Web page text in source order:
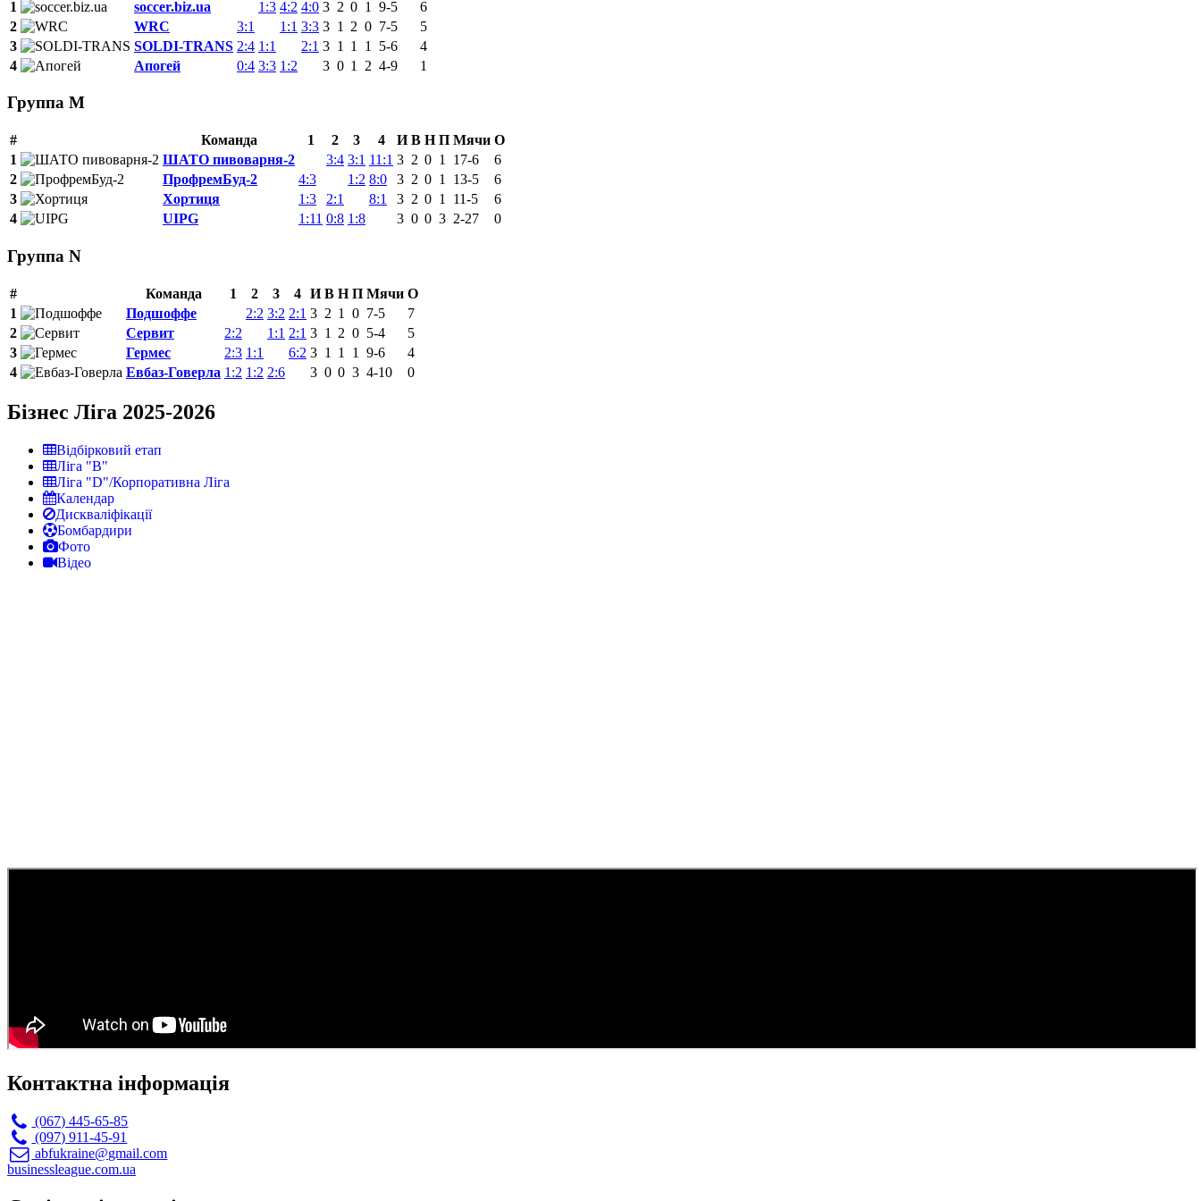
1 soccer.biz.ua 1:3 4:2 4:0 3 2 0 1 9-5
6
2
WRC 3:1 1:1 3:3 3 1 2 0 7-5
5
3
SOLDI-TRANS 2:4 1:1 2:1 3 1 1 1 5-6
4
4
Апогей 0:4 3:3 1:2 3 0 1 2 4-9 1
Группа М
# Команда 1 2 3 4 И В Н П Мячи О
1
ШАТО пивоварня-2 3:4 3:1 11:1 3 2 0 1 17-6
6
2
ПрофремБуд-2 4:3 1:2 8:0 3 2 0 1 13-5
6
3
Хортиця 1:3 2:1 8:1 3 2 0 1 11-5
6
4
UIPG 1:11 0:8 1:8 3 0 0 3 2-27 0
Группа N
# Команда 1 2 3 4 И В Н П Мячи О
1
Подшоффе 2:2 3:2 2:1 3 2 1 0 7-5
7
2
Сервит 2:2 1:1 2:1 3 1 2 0 5-4
5
3
Гермес 2:3 1:1 6:2 3 1 1 1 9-6
4
4
Евбаз-Говерла 1:2 1:2 2:6 3 0 0 3 4-10 0
Бізнес Ліга 2025-2026
Відбірковий етап
Ліга "В"
Ліга "D"/Корпоративна Ліга
Календар
Дискваліфікації
Бомбардири
Фото
Відео
Контактна інформація
(067) 445-65-85
(097) 911-45-91
abfukraine@gmail.com
businessleague.com.ua